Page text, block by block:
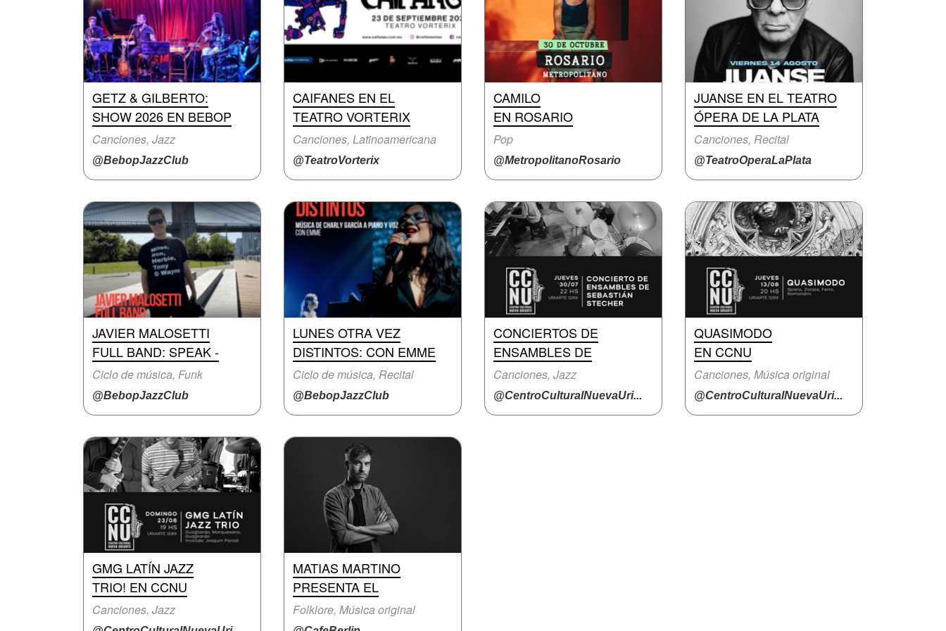
GETZ & GILBERTO:
SHOW 2026 EN BEBOP
Canciones, Jazz
@BebopJazzClub
CAIFANES EN EL
TEATRO VORTERIX
Canciones, Latinoamericana
@TeatroVorterix
CAMILO
EN ROSARIO
Pop
@MetropolitanoRosario
JUANSE EN EL TEATRO
ÓPERA DE LA PLATA
Canciones, Recital
@TeatroOperaLaPlata
JAVIER MALOSETTI
FULL BAND: SPEAK -
Ciclo de música, Funk
@BebopJazzClub
LUNES OTRA VEZ
DISTINTOS: CON EMME
Ciclo de música, Recital
@BebopJazzClub
CONCIERTOS DE
ENSAMBLES DE
Canciones, Jazz
@CentroCulturalNuevaUri...
QUASIMODO
EN CCNU
Canciones, Música original
@CentroCulturalNuevaUri...
GMG LATÍN JAZZ
TRIO! EN CCNU
Canciones, Jazz
MATIAS MARTINO
PRESENTA EL
Folklore, Música original